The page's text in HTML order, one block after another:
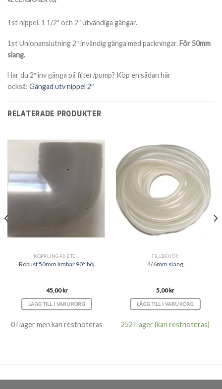
1st nippel. 1 1/2″ och 2″ utvändiga gängar.
1st Unionanslutning 2″ invändig gänga med packningar. För 50mm
slang.
Har du 2″ inv gänga på filter/pump? Köp en sådan här
också: Gängad utv nippel 2″
RELATERADE PRODUKTER
KOPPLINGAR ETC...
Robust 50mm limbar 90° böj
45,00kr
LÄGG TILL I VARUKORG
0 i lager men kan restnoteras
TILLBEHÖR
4/6mm slang
5,00kr
LÄGG TILL I VARUKORG
252 i lager (kan restnoteras)